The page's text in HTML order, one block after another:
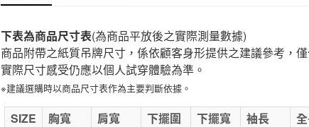
下表為商品尺寸表(為商品平放後之實際測量數據)
商品附帶之紙質吊牌尺寸，係依顧客身形提供之建議參考，
實際尺寸感受仍應以個人試穿體驗為準。
※建議選購時以商品尺寸表作為主要判斷依據。
SIZE 胸寬 肩寬 下擺圍 下擺寬 袖長